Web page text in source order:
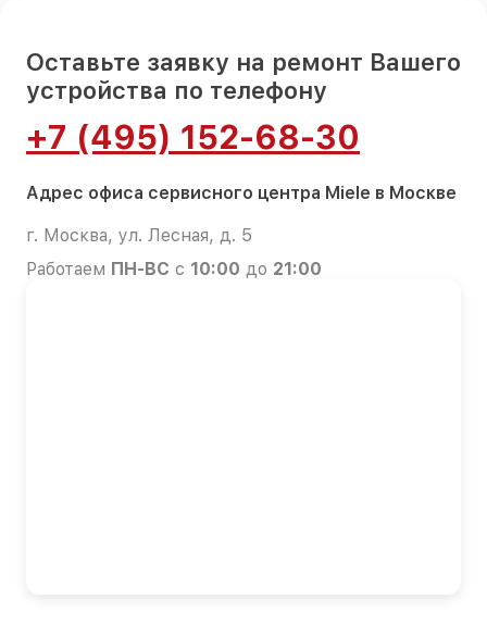
Оставьте заявку на ремонт Вашего
устройства по телефону
+7 (495) 152-68-30
Адрес офиса сервисного центра Miele в Москве
г. Москва, ул. Лесная, д. 5
Работаем ПН-ВС с 10:00 до 21:00